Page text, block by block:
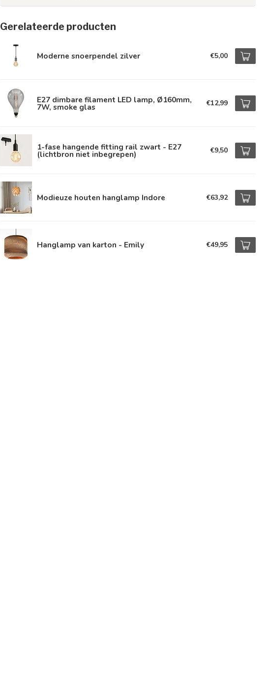
Gerelateerde producten
Moderne snoerpendel zilver €5,00
E27 dimbare filament LED lamp, Ø160mm,
7W, smoke glas €12,99
1-fase hangende fitting rail zwart - E27
(lichtbron niet inbegrepen) €9,50
Modieuze houten hanglamp Indore €63,92
Hanglamp van karton - Emily €49,95